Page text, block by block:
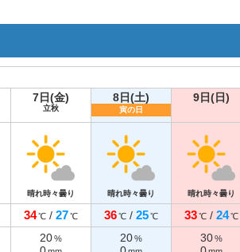
7日(金)
立秋
8日(土)
寅の日
9日(日)
晴れ時々曇り 晴れ時々曇り 晴れ時々曇り
34℃ / 27℃ 36℃ / 25℃ 33℃ / 24℃
20% 20% 30%